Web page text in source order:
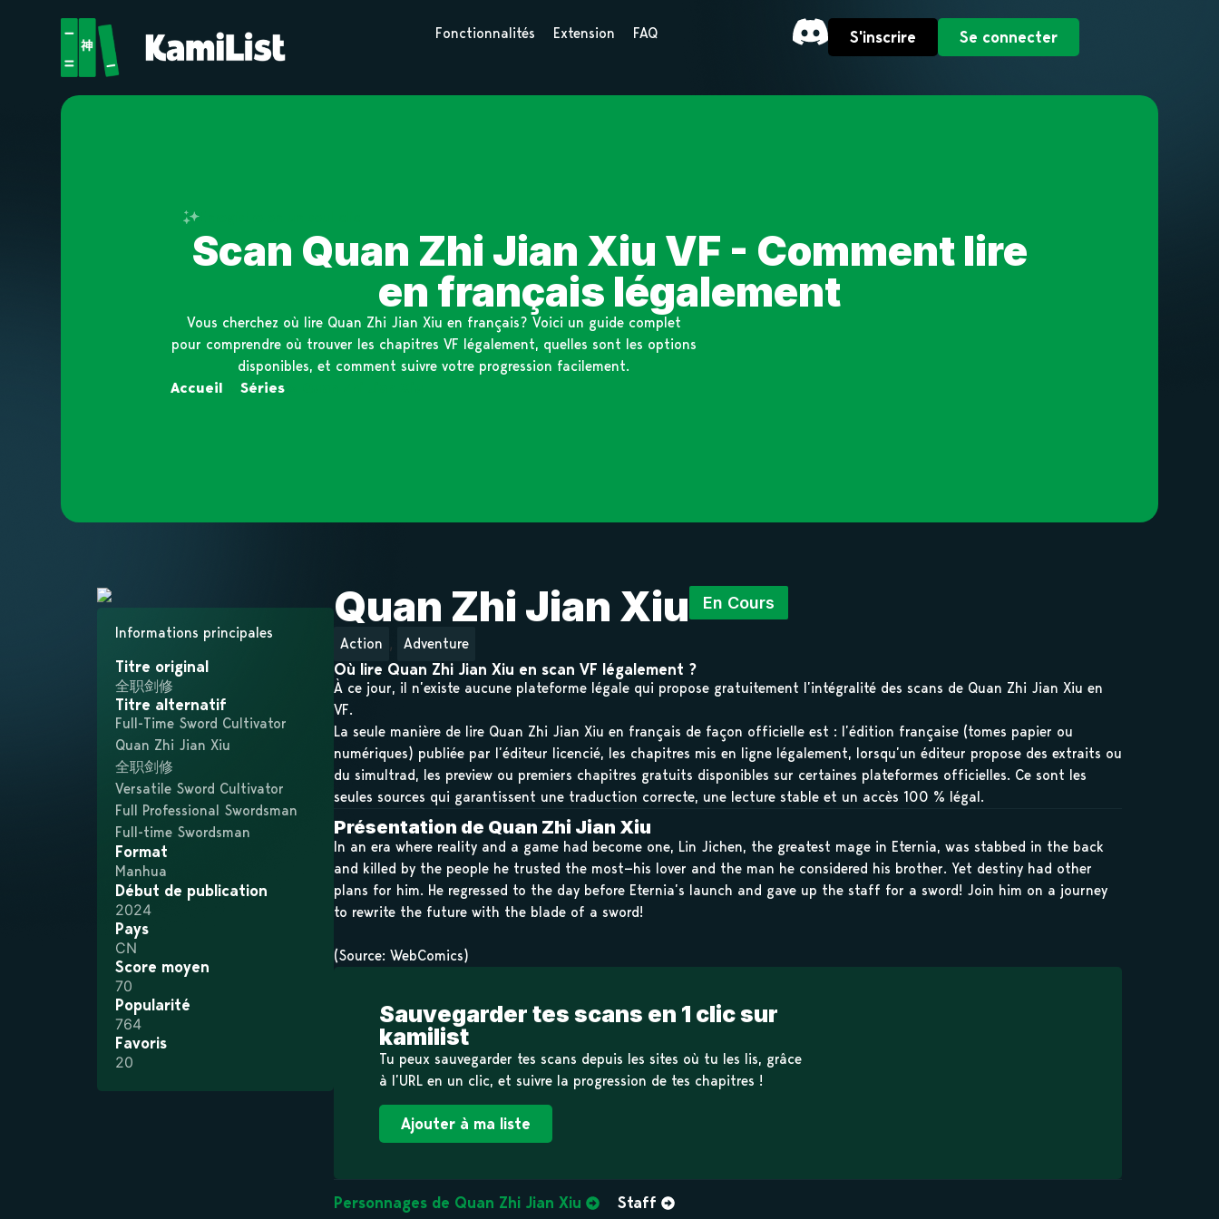
Fonctionnalités Extension FAQ S'inscrire Se connecter
Enregistre en un seul clic
Scan Quan Zhi Jian Xiu VF - Comment lire
en français légalement
Vous cherchez où lire Quan Zhi Jian Xiu en français? Voici un guide complet
pour comprendre où trouver les chapitres VF légalement, quelles sont les options
disponibles, et comment suivre votre progression facilement.
Accueil »Séries
Quan Zhi Jian Xiu En Cours
Action Adventure
Où lire Quan Zhi Jian Xiu en scan VF légalement ?
À ce jour, il n’existe aucune plateforme légale qui propose gratuitement l’intégralité des scans de Quan Zhi Jian Xiu en
VF.
La seule manière de lire Quan Zhi Jian Xiu en français de façon officielle est : l’édition française (tomes papier ou
numériques) publiée par l’éditeur licencié, les chapitres mis en ligne légalement, lorsqu’un éditeur propose des extraits ou
du simultrad, les preview ou premiers chapitres gratuits disponibles sur certaines plateformes officielles. Ce sont les
seules sources qui garantissent une traduction correcte, une lecture stable et un accès 100 % légal.
Présentation de Quan Zhi Jian Xiu
In an era where reality and a game had become one, Lin Jichen, the greatest mage in Eternia, was stabbed in the back
and killed by the people he trusted the most—his lover and the man he considered his brother. Yet destiny had other
plans for him. He regressed to the day before Eternia’s launch and gave up the staff for a sword! Join him on a journey
to rewrite the future with the blade of a sword!
(Source: WebComics)
Sauvegarder tes scans en 1 clic sur
kamilist
Tu peux sauvegarder tes scans depuis les sites où tu les lis, grâce
à l’URL en un clic, et suivre la progression de tes chapitres !
Ajouter à ma liste
Personnages de Quan Zhi Jian Xiu Staff
Informations principales
Titre original
全职剑修
Titre alternatif
Full-Time Sword Cultivator
Quan Zhi Jian Xiu
全职剑修
Versatile Sword Cultivator
Full Professional Swordsman
Full-time Swordsman
Format
Manhua
Début de publication
2024
Pays
CN
Score moyen
70
Popularité
764
Favoris
20